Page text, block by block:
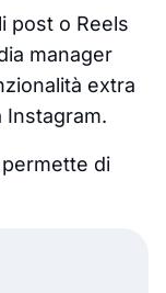
post o Reels
manager
extra
Instagram.
di